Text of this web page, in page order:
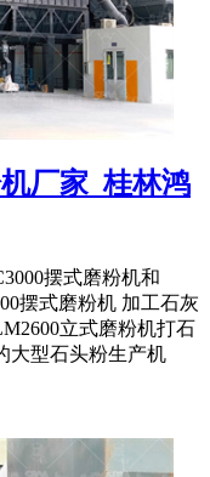
厂家_桂林鸿
摆式磨粉机和
摆式磨粉机 加工石灰
立式磨粉机打石
大型石头粉生产机